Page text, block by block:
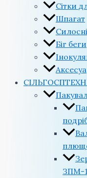
Сітки
Шпагат
Біг беги
ЗПМ-